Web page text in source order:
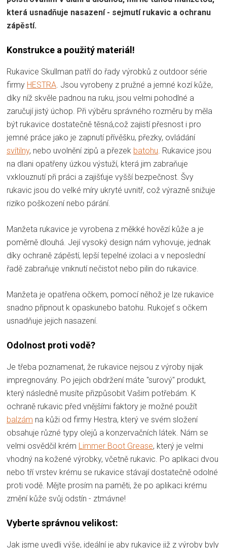
která usnadňuje nasazení - sejmutí rukavic a ochranu
zápěstí.
Konstrukce a použitý materiál!
Rukavice Skullman patří do řady výrobků z outdoor série
firmy HESTRA. Jsou vyrobeny z pružné a jemné kozí kůže,
díky níž skvěle padnou na ruku, jsou velmi pohodlné a
zaručují jistý úchop. Při výběru správného rozměru by měla
být rukavice dostatečně těsná,což zajistí přesnost i pro
jemné práce jako je zapnutí přívěšku, přezky, ovládání
svítilny, nebo uvolnění zipů a přezek batohu. Rukavice jsou
na dlani opatřeny úzkou výstuží, která jim zabraňuje
vxklouznutí při práci a zajišťuje vyšší bezpečnost. Švy
rukavic jsou do velké míry ukryté uvnitř, což výrazně snižuje
riziko poškození nebo párání.
Manžeta rukavice je vyrobena z měkké hovězí kůže a je
poměrně dlouhá. Její vysoký design nám vyhovuje, jednak
díky ochraně zápěstí, lepší tepelné izolaci a v neposlední
řadě zabraňuje vniknutí nečistot nebo pilin do rukavice.
Manžeta je opatřena očkem, pomocí něhož je lze rukavice
snadno připnout k opaskunebo batohu. Rukojeť s očkem
usnadňuje jejich nasazení.
Odolnost proti vodě?
Je třeba poznamenat, že rukavice nejsou z výroby nijak
impregnovány. Po jejich obdržení máte "surový" produkt,
který následně musíte přizpůsobit Vašim potřebám. K
ochraně rukavic před vnějšími faktory je možné použít
balzám na kůži od firmy Hestra, který ve svém složení
obsahuje různé typy olejů a konzervačních látek. Nám se
velmi osvědčil krém Limmer Boot Grease, který je velmi
vhodný na kožené výrobky, včetně rukavic. Po aplikaci dvou
nebo tří vrstev krému se rukavice stávají dostatečně odolné
proti vodě. Mějte prosím na paměti, že po aplikaci krému
změní kůže svůj odstín - ztmávne!
Vyberte správnou velikost:
Jak jsme uvedli výše, ideální je aby rukavice již z výroby byly